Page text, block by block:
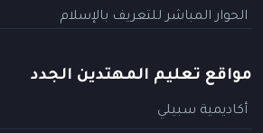
الحوار المباشر للتعريف بالإسلام
مواقع تعليم المهتدين الجدد
أكاديمية سبيلي